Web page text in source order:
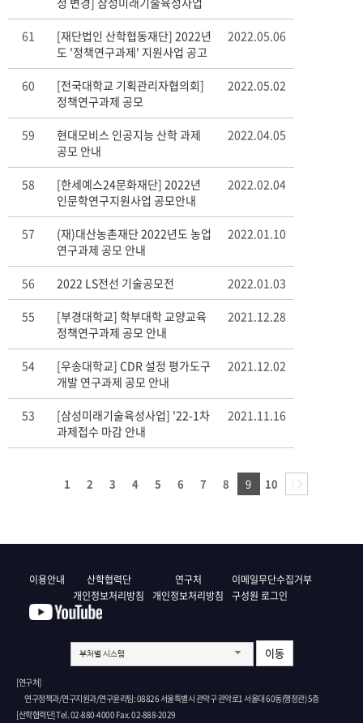
22년 하반기 과제공모 안내
61
[재단법인 산학협동재단] 2022년
도 '정책연구과제' 지원사업 공고
2022.05.06
60
[전국대학교 기획관리자협의회]
정책연구과제 공모
2022.05.02
59
현대모비스 인공지능 산학 과제
공모 안내
2022.04.05
58
[한세예스24문화재단] 2022년
인문학연구지원사업 공모안내
2022.02.04
57
(재)대산농촌재단 2022년도 농업
연구과제 공모 안내
2022.01.10
56 2022 LS전선 기술공모전 2022.01.03
55
[부경대학교] 학부대학 교양교육
정책연구과제 공모 안내
2021.12.28
54
[우송대학교] CDR 설정 평가도구
개발 연구과제 공모 안내
2021.12.02
53
[삼성미래기술육성사업] '22-1차
과제접수 마감 안내
2021.11.16
1 2 3 4 5 6 7 8 9 10
이용안내
산학협력단
개인정보처리방침
연구처
개인정보처리방침
이메일무단수집거부
구성원 로그인
부처별 시스템 이동
[연구처]
연구정책과/연구지원과/연구윤리팀: 08826 서울특별시 관악구 관악로1 서울대 60동(행정관) 5층
[산학협력단] Tel. 02-880-4000 Fax. 02-888-2029